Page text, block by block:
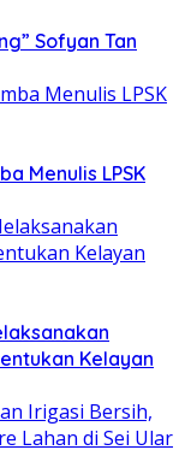
Sofyan Tan
Menulis LPSK
Kelayan